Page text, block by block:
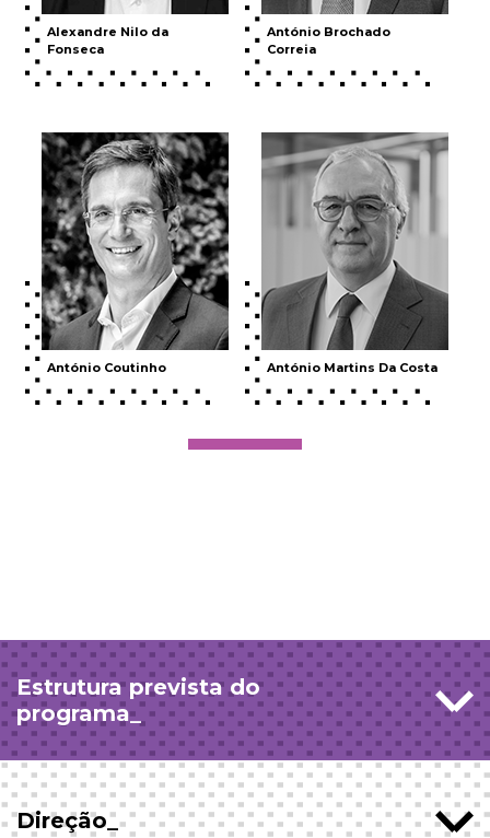
Alexandre Nilo da
Fonseca
António Brochado
Correia
António Coutinho António Martins Da Costa
Estrutura prevista do
programa_
Direção_